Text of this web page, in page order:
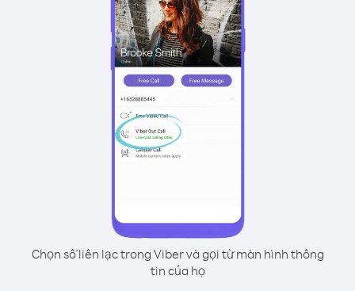
Chọn số liên lạc trong Viber và gọi từ màn hình thông
tin của họ